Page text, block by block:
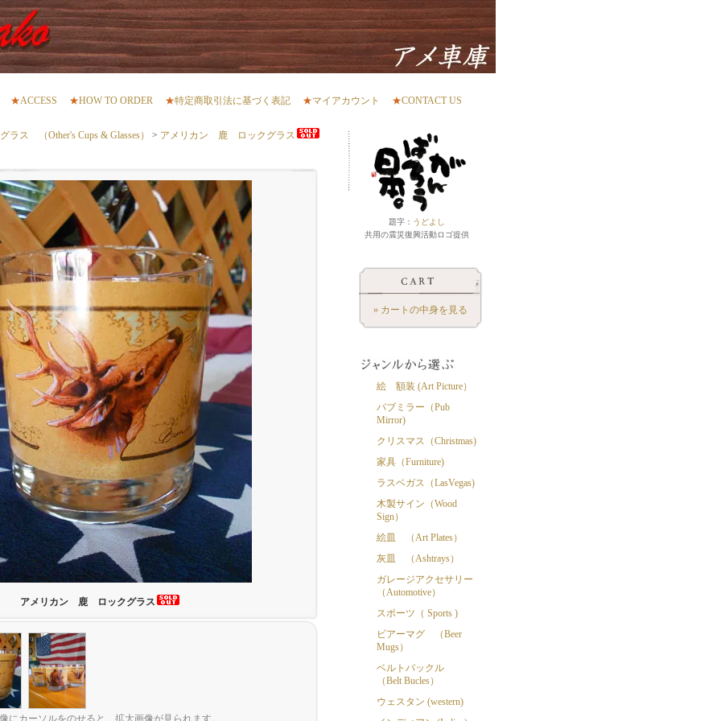
★ACCESS ★HOW TO ORDER ★特定商取引法に基づく表記 ★マイアカウント ★CONTACT US
ラス （Other's Cups & Glasses） > アメリカン 鹿 ロックグラス
アメリカン 鹿 ロックグラス
題字： うどよし
共用の震災復興活動ロゴ提供
» カートの中身を見る
絵 額装 (Art Picture）
パブミラー（Pub
Mirror)
クリスマス（Christmas)
家具（Furniture)
ラスベガス（LasVegas)
木製サイン（Wood
Sign）
絵皿 （Art Plates）
灰皿 （Ashtrays）
ガレージアクセサリー
（Automotive）
スポーツ（ Sports )
ビアーマグ （Beer
Mugs）
ベルトバックル
（Belt Bucles）
ウェスタン (western)